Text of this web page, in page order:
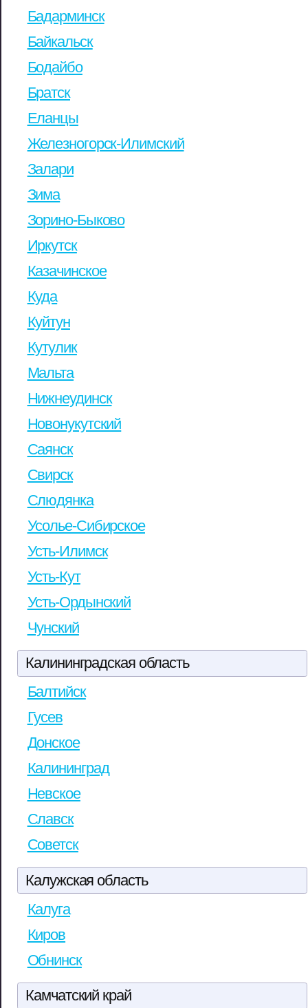
Бадарминск
Байкальск
Бодайбо
Братск
Еланцы
Железногорск-Илимский
Залари
Зима
Зорино-Быково
Иркутск
Казачинское
Куда
Куйтун
Кутулик
Мальта
Нижнеудинск
Новонукутский
Саянск
Свирск
Слюдянка
Усолье-Сибирское
Усть-Илимск
Усть-Кут
Усть-Ордынский
Чунский
Калининградская область
Балтийск
Гусев
Донское
Калининград
Невское
Славск
Советск
Калужская область
Калуга
Киров
Обнинск
Камчатский край